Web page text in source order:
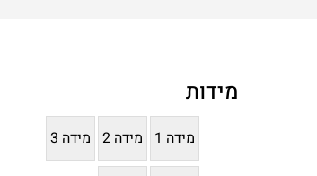
מידות
מידה 1 מידה 2 מידה 3